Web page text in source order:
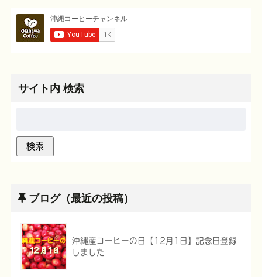
サイト内 検索
ブログ（最近の投稿）
沖縄産コーヒーの日【12月1日】記念日登録
しました